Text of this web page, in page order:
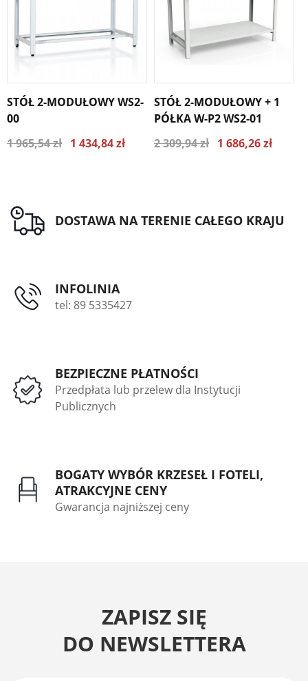
STÓŁ 2-MODUŁOWY WS2-
00
1 965,54 zł 1 434,84 zł
STÓŁ 2-MODUŁOWY + 1
PÓŁKA W-P2 WS2-01
2 309,94 zł 1 686,26 zł
DOSTAWA NA TERENIE CAŁEGO KRAJU
INFOLINIA
tel: 89 5335427
BEZPIECZNE PŁATNOŚCI
Przedpłata lub przelew dla Instytucji
Publicznych
BOGATY WYBÓR KRZESEŁ I FOTELI,
ATRAKCYJNE CENY
Gwarancja najniższej ceny
ZAPISZ SIĘ
DO NEWSLETTERA